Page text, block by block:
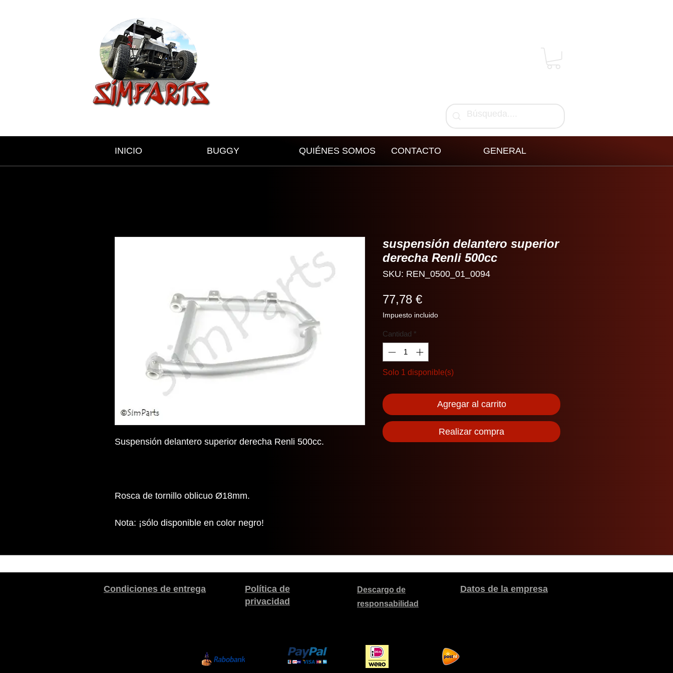
INICIO BUGGY QUIÉNES SOMOS CONTACTO GENERAL
Suspensión delantero superior derecha Renli 500cc.
Rosca de tornillo oblicuo Ø18mm.
Nota: ¡sólo disponible en color negro!
suspensión delantero superior
derecha Renli 500cc
SKU: REN_0500_01_0094
77,78 €Precio
Impuesto incluido
Cantidad *
Solo 1 disponible(s)
Agregar al carrito
Realizar compra
Condiciones de entrega
Política de
privacidad
Descargo de
responsabilidad
Datos de la empresa